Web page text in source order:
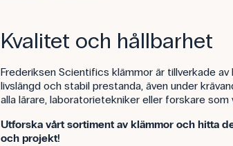
Kvalitet och hållbarhet
Frederiksen Scientifics klämmor är tillverkade
livslängd och stabil prestanda, även under
alla lärare, laboratorietekniker eller forskare
Utforska vårt sortiment av klämmor och hitta
och projekt!